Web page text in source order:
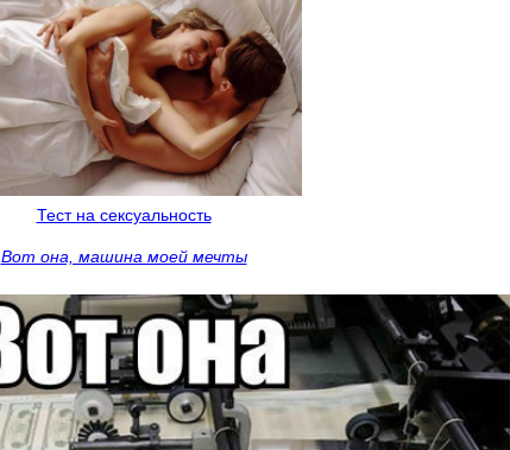
Тест на сексуальность
Вот она, машина моей мечты